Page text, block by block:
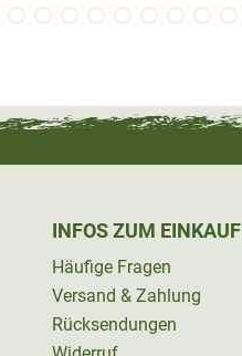
INFOS ZUM EINKAUF
Häufige Fragen
Versand & Zahlung
Rücksendungen